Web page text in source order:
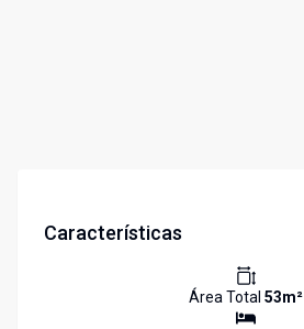
Características
Área Total 53m²